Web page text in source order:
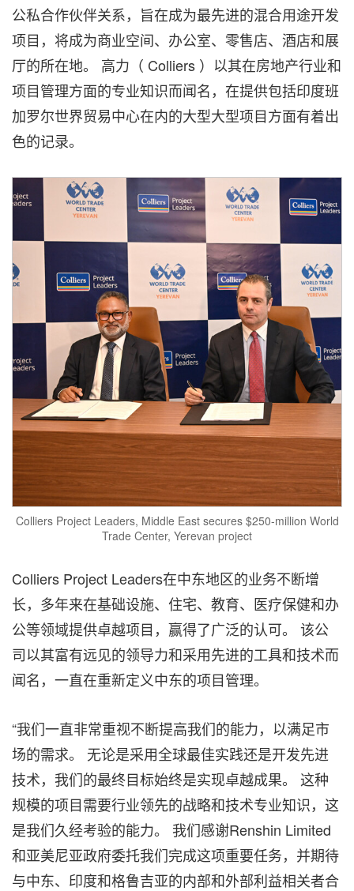
公私合作伙伴关系，旨在成为最先进的混合用途开发
项目，将成为商业空间、办公室、零售店、酒店和展
厅的所在地。 高力（ Colliers ）以其在房地产行业和
项目管理方面的专业知识而闻名，在提供包括印度班
加罗尔世界贸易中心在内的大型大型项目方面有着出
色的记录。
Colliers Project Leaders, Middle East secures $250-million World
Trade Center, Yerevan project
Colliers Project Leaders在中东地区的业务不断增
长，多年来在基础设施、住宅、教育、医疗保健和办
公等领域提供卓越项目，赢得了广泛的认可。 该公
司以其富有远见的领导力和采用先进的工具和技术而
闻名，一直在重新定义中东的项目管理。
“我们一直非常重视不断提高我们的能力，以满足市
场的需求。 无论是采用全球最佳实践还是开发先进
技术，我们的最终目标始终是实现卓越成果。 这种
规模的项目需要行业领先的战略和技术专业知识，这
是我们久经考验的能力。 我们感谢Renshin Limited
和亚美尼亚政府委托我们完成这项重要任务，并期待
与中东、印度和格鲁吉亚的内部和外部利益相关者合